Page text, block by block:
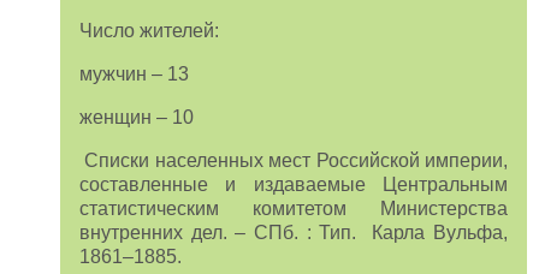
Число жителей:
мужчин – 13
женщин – 10
Списки населенных мест Российской империи,
составленные и издаваемые Центральным
статистическим комитетом Министерства
внутренних дел. – СПб. : Тип. Карла Вульфа,
1861–1885.